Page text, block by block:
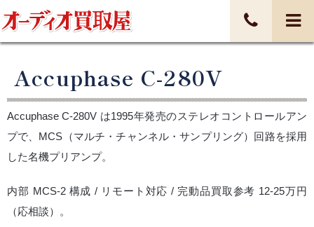
Accuphase C-280V
Accuphase C-280V は1995年発売のステレオコントロールアン
プで、MCS（マルチ・チャンネル・サンプリング）回路を採用
した名機プリアンプ。
内部 MCS-2 構成 / リモート対応 / 完動品買取参考 12-25万円
（応相談）。